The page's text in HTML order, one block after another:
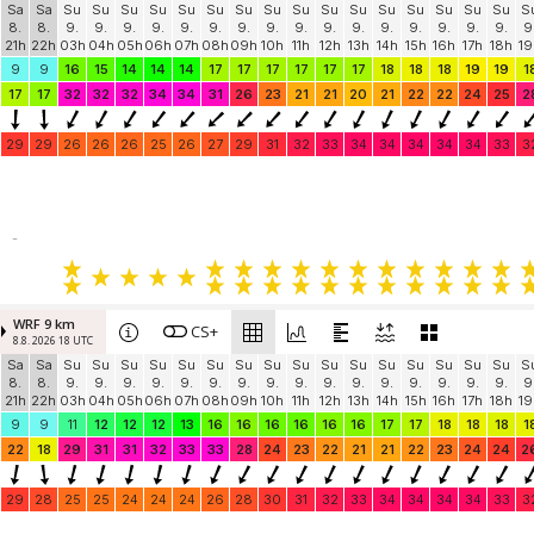
Sa
8.
21h
Sa
8.
22h
Su
9.
03h
Su
9.
04h
Su
9.
05h
Su
9.
06h
Su
9.
07h
Su
9.
08h
Su
9.
09h
Su
9.
10h
Su
9.
11h
Su
9.
12h
Su
9.
13h
Su
9.
14h
Su
9.
15h
Su
9.
16h
Su
9.
17h
Su
9.
18h
9
9 16 15 14 14 14 17 17 17 17 17 17 18 18 18 19 19
17
17 32 32 32 34 34 31 26 23 21 21 20 21 22 22 24 25
29 29 26 26 26 25 26 27 29 31 32 33 34 34 34 34 34 33
-
WRF 9 km
8.8. 2026 18 UTC CS+
Sa
8.
21h
Sa
8.
22h
Su
9.
03h
Su
9.
04h
Su
9.
05h
Su
9.
06h
Su
9.
07h
Su
9.
08h
Su
9.
09h
Su
9.
10h
Su
9.
11h
Su
9.
12h
Su
9.
13h
Su
9.
14h
Su
9.
15h
Su
9.
16h
Su
9.
17h
Su
9.
18h
9
9 11 12 12 12 13 16 16 16 16 16 16 17 17 18 18 18
22
18 29 31 31 32 33 33 28 24 23 22 21 21 22 23 24 24
29 28 25 25 24 24 24 26 28 30 31 32 33 34 34 34 34 33